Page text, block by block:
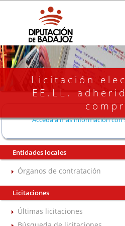
Licitación
EE.LL.
Acceda a más información
Entidades locales
Órganos de contratación
Licitaciones
Últimas licitaciones